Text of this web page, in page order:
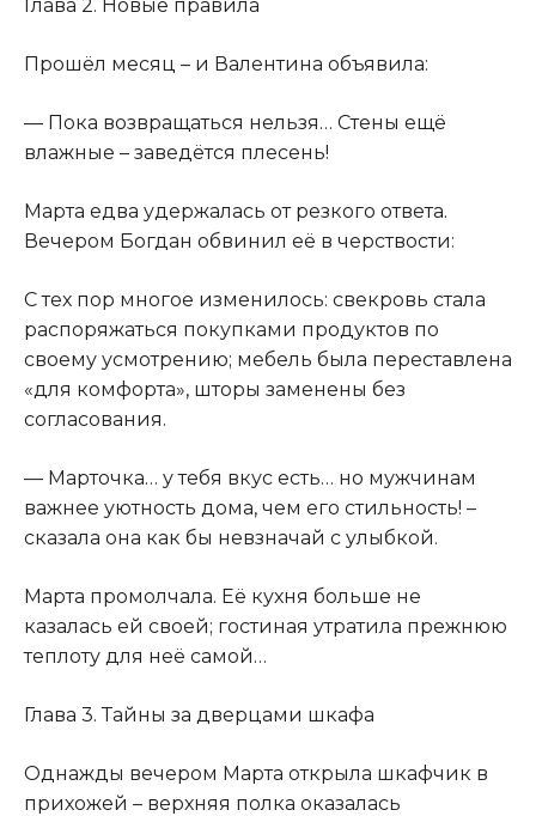
Глава 2. Новые правила
Прошёл месяц – и Валентина объявила:
— Пока возвращаться нельзя… Стены ещё
влажные – заведётся плесень!
Марта едва удержалась от резкого ответа.
Вечером Богдан обвинил её в черствости:
С тех пор многое изменилось: свекровь стала
распоряжаться покупками продуктов по
своему усмотрению; мебель была переставлена
«для комфорта», шторы заменены без
согласования.
— Марточка… у тебя вкус есть… но мужчинам
важнее уютность дома, чем его стильность! –
сказала она как бы невзначай с улыбкой.
Марта промолчала. Её кухня больше не
казалась ей своей; гостиная утратила прежнюю
теплоту для неё самой…
Глава 3. Тайны за дверцами шкафа
Однажды вечером Марта открыла шкафчик в
прихожей – верхняя полка оказалась